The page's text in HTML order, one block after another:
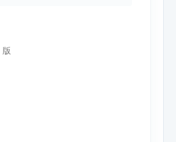
版